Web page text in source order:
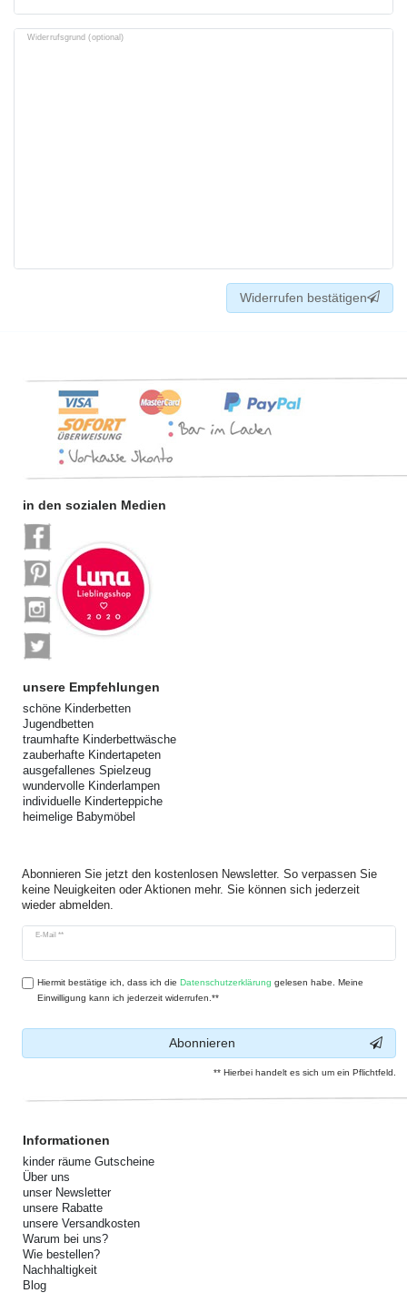
Widerrufsgrund (optional)
Widerrufen bestätigen
in den sozialen Medien
unsere Empfehlungen
schöne Kinderbetten
Jugendbetten
traumhafte Kinderbettwäsche
zauberhafte Kindertapeten
ausgefallenes Spielzeug
wundervolle Kinderlampen
individuelle Kinderteppiche
heimelige Babymöbel
Abonnieren Sie jetzt den kostenlosen Newsletter. So verpassen Sie
keine Neuigkeiten oder Aktionen mehr. Sie können sich jederzeit
wieder abmelden.
E-Mail **
Newsletter
Hiermit bestätige ich, dass ich die Daten­schutz­erklärung gelesen habe. Meine
Einwilligung kann ich jederzeit widerrufen.**
Abonnieren
** Hierbei handelt es sich um ein Pflichtfeld.
Informationen
kinder räume Gutscheine
Über uns
unser Newsletter
unsere Rabatte
unsere Versandkosten
Warum bei uns?
Wie bestellen?
Nachhaltigkeit
Blog